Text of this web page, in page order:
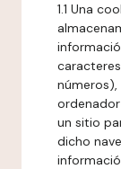
1.1 Una
un sitio
dicho